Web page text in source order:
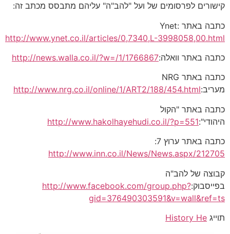
קישורים לפרסומים של ועל "להב"ה" עליהם מתבסס מכתב זה:
כתבה באתר Ynet:
http://www.ynet.co.il/articles/0,7340,L-3998058,00.html
כתבה באתר וואלה:http://news.walla.co.il/?w=/1/1766867
כתבה באתר NRG
מעריב:http://www.nrg.co.il/online/1/ART2/188/454.html
כתבה באתר "הקול
היהודי":http://www.hakolhayehudi.co.il/?p=551
כתבה באתר ערוץ 7:
http://www.inn.co.il/News/News.aspx/212705
קבוצה של להב"ה
בפייסבוק:http://www.facebook.com/group.php?
gid=376490303591&v=wall&ref=ts
תוייג History He